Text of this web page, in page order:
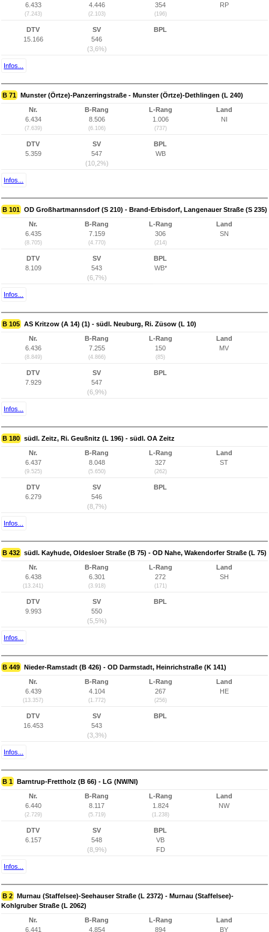
6.433
(7.243)
4.446
(2.103)
354
(196)
RP
DTV
15.166
SV
546
(3,6%)
BPL
Infos...
B 71 Munster (Örtze)-Panzerringstraße - Munster (Örtze)-Dethlingen (L 240)
Nr.
6.434
(7.639)
B-Rang
8.506
(6.106)
L-Rang
1.006
(737)
Land
NI
DTV
5.359
SV
547
(10,2%)
BPL
WB
Infos...
B 101 OD Großhartmannsdorf (S 210) - Brand-Erbisdorf, Langenauer Straße (S 235)
Nr.
6.435
(8.705)
B-Rang
7.159
(4.770)
L-Rang
306
(214)
Land
SN
DTV
8.109
SV
543
(6,7%)
BPL
WB*
Infos...
B 105 AS Kritzow (A 14) (1) - südl. Neuburg, Ri. Züsow (L 10)
Nr.
6.436
(8.849)
B-Rang
7.255
(4.866)
L-Rang
150
(85)
Land
MV
DTV
7.929
SV
547
(6,9%)
BPL
Infos...
B 180 südl. Zeitz, Ri. Geußnitz (L 196) - südl. OA Zeitz
Nr.
6.437
(9.525)
B-Rang
8.048
(5.650)
L-Rang
327
(262)
Land
ST
DTV
6.279
SV
546
(8,7%)
BPL
Infos...
B 432 südl. Kayhude, Oldesloer Straße (B 75) - OD Nahe, Wakendorfer Straße (L 75)
Nr.
6.438
(13.241)
B-Rang
6.301
(3.918)
L-Rang
272
(171)
Land
SH
DTV
9.993
SV
550
(5,5%)
BPL
Infos...
B 449 Nieder-Ramstadt (B 426) - OD Darmstadt, Heinrichstraße (K 141)
Nr.
6.439
(13.357)
B-Rang
4.104
(1.772)
L-Rang
267
(256)
Land
HE
DTV
16.453
SV
543
(3,3%)
BPL
Infos...
B 1 Barntrup-Frettholz (B 66) - LG (NW/NI)
Nr.
6.440
(2.729)
B-Rang
8.117
(5.719)
L-Rang
1.824
(1.238)
Land
NW
DTV
6.157
SV
548
(8,9%)
BPL
VB
FD
Infos...
B 2 Murnau (Staffelsee)-Seehauser Straße (L 2372) - Murnau (Staffelsee)-
Kohlgruber Straße (L 2062)
Nr.
6.441
B-Rang
4.854
L-Rang
894
Land
BY